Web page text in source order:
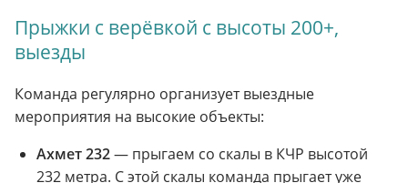
Прыжки с верёвкой с высоты 200+,
выезды
Команда регулярно организует выездные
мероприятия на высокие объекты:
Ахмет 232— прыгаем со скалы в КЧР высотой
232 метра. С этой скалы команда прыгает уже